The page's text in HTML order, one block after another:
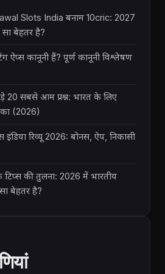
Slots India बनाम 10cric: 2027
बेहतर है?
ऐप्स कानूनी हैं? पूर्ण कानूनी विश्लेषण
20 सबसे आम प्रश्न: भारत के लिए
(2026)
इंडिया रिव्यू 2026: बोनस, ऐप, निकासी
की तुलना: 2026 में भारतीय
बेहतर है?